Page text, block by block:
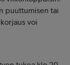
puuttumisen tai
voi